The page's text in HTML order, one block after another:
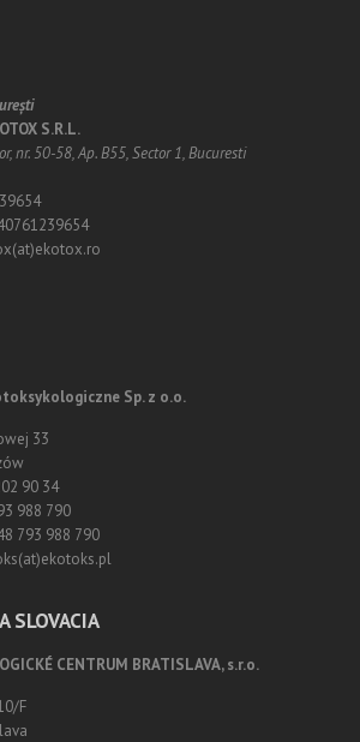
S.R.L.
nr. 50-58, Ap. B55, Sector 1, Bucuresti
Sp. z o.o.
33
90 34
988 790
793 988 790
SLOVACIA
CENTRUM BRATISLAVA, s.r.o.
F